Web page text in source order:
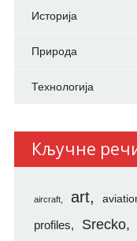
Историја
Природа
Технологија
Кључне
aircraft art
profiles Srecko